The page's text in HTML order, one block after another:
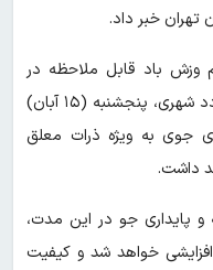
خبر داد.
وزش باد قابل ملاحظه در
ساعات شب و ابتدای روز در مناطق پرتردد شهری، پنجشنبه (۱۵ آبان)
جوی به ویژه ذرات معلق
پایداری جو در این مدت،
خواهد شد و کیفیت